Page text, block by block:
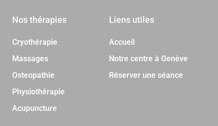
Nos thérapies
Cryothérapie
Massages
Osteopathie
Physiothérapie
Acupuncture
Liens utiles
Accueil
Notre centre à Genève
Réserver une séance